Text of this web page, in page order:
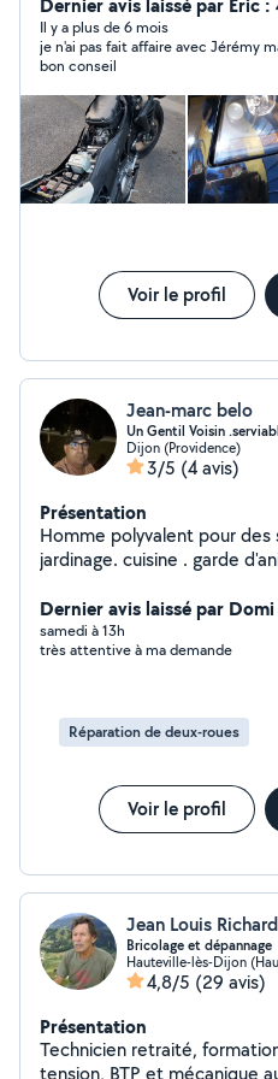
carrosserie etc...)
Il y a plus de 6 mois
je n'ai pas fait affaire avec Jérémy
bon conseil
Voir le profil
Jean-marc belo
Un Gentil Voisin
Dijon (Providence)
3/5 (4 avis)
Présentation
Homme polyvalent pour des
jardinage. cuisine . garde d'animaux . aide
Dernier avis laissé par
samedi à 13h
très attentive à ma demande
Réparation de deux-roues
Voir le profil
Jean Louis Richard
Bricolage et dépannage
Hauteville-lès-Dijon
4,8/5 (29 avis)
Présentation
Technicien retraité,
tension, BTP et mécanique